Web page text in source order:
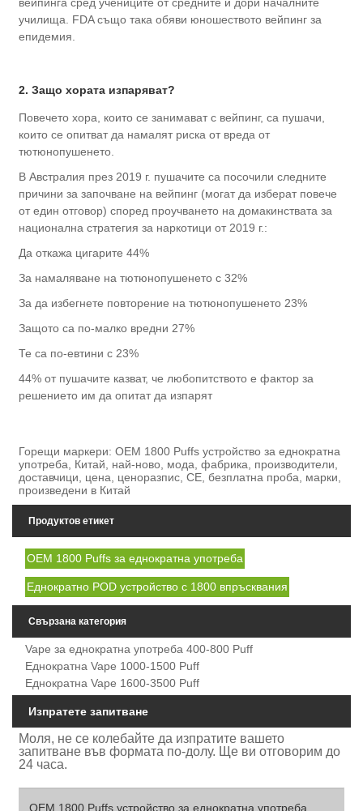
училища. FDA също така обяви юношеството вейпинг за
епидемия.
2. Защо хората изпаряват?
Повечето хора, които се занимават с вейпинг, са пушачи,
които се опитват да намалят риска от вреда от
тютюнопушенето.
В Австралия през 2019 г. пушачите са посочили следните
причини за започване на вейпинг (могат да изберат повече
от един отговор) според проучването на домакинствата за
национална стратегия за наркотици от 2019 г.:
Да откажа цигарите 44%
За намаляване на тютюнопушенето с 32%
За да избегнете повторение на тютюнопушенето 23%
Защото са по-малко вредни 27%
Те са по-евтини с 23%
44% от пушачите казват, че любопитството е фактор за
решението им да опитат да изпарят
Горещи маркери: OEM 1800 Puffs устройство за еднократна
употреба, Китай, най-ново, мода, фабрика, производители,
доставчици, цена, ценоразпис, CE, безплатна проба, марки,
произведени в Китай
Продуктов етикет
OEM 1800 Puffs за еднократна употреба
Еднократно POD устройство с 1800 впръсквания
Свързана категория
Vape за еднократна употреба 400-800 Puff
Еднократна Vape 1000-1500 Puff
Еднократна Vape 1600-3500 Puff
Изпратете запитване
Моля, не се колебайте да изпратите вашето
запитване във формата по-долу. Ще ви отговорим до
24 часа.